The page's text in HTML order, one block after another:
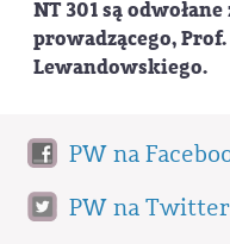
NT 301 są
prowadzącego,
Lewandowskiego.
PW na
PW na